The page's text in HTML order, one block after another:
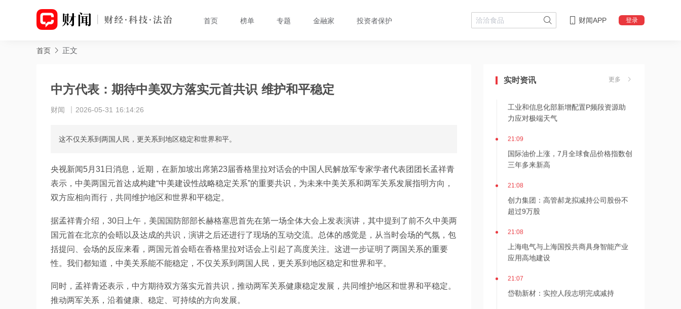
首页 榜单 专题 金融家 投资者保护 财闻APP 登录
首页 正文
中方代表：期待中美双方落实元首共识 维护和平稳定
财闻 2026-05-31 16:14:26
这不仅关系到两国人民，更关系到地区稳定和世界和平。
央视新闻5月31日消息，近期，在新加坡出席第23届香格里拉对话会的中国人民解放军专家学者代表团团长孟祥青
表示，中美两国元首达成构建“中美建设性战略稳定关系”的重要共识，为未来中美关系和两军关系发展指明方向，
双方应相向而行，共同维护地区和世界和平稳定。
据孟祥青介绍，30日上午，美国国防部部长赫格塞思首先在第一场全体大会上发表演讲，其中提到了前不久中美两
国元首在北京的会晤以及达成的共识，演讲之后还进行了现场的互动交流。总体的感觉是，从当时会场的气氛，包
括提问、会场的反应来看，两国元首会晤在香格里拉对话会上引起了高度关注。这进一步证明了两国关系的重要
性。我们都知道，中美关系能不能稳定，不仅关系到两国人民，更关系到地区稳定和世界和平。
同时，孟祥青还表示，中方期待双方落实元首共识，推动两军关系健康稳定发展，共同维护地区和世界和平稳定。
推动两军关系，沿着健康、稳定、可持续的方向发展。
实时资讯 更多
工业和信息化部新增配置P频段资源助
力应对极端天气
21:09
国际油价上涨，7月全球食品价格指数创
三年多来新高
21:08
创力集团：高管郝龙拟减持公司股份不
超过9万股
21:08
上海电气与上海国投共商具身智能产业
应用高地建设
21:07
岱勒新材：实控人段志明完成减持